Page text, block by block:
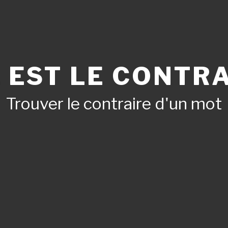
EST LE
Trouver le contraire d'un mot